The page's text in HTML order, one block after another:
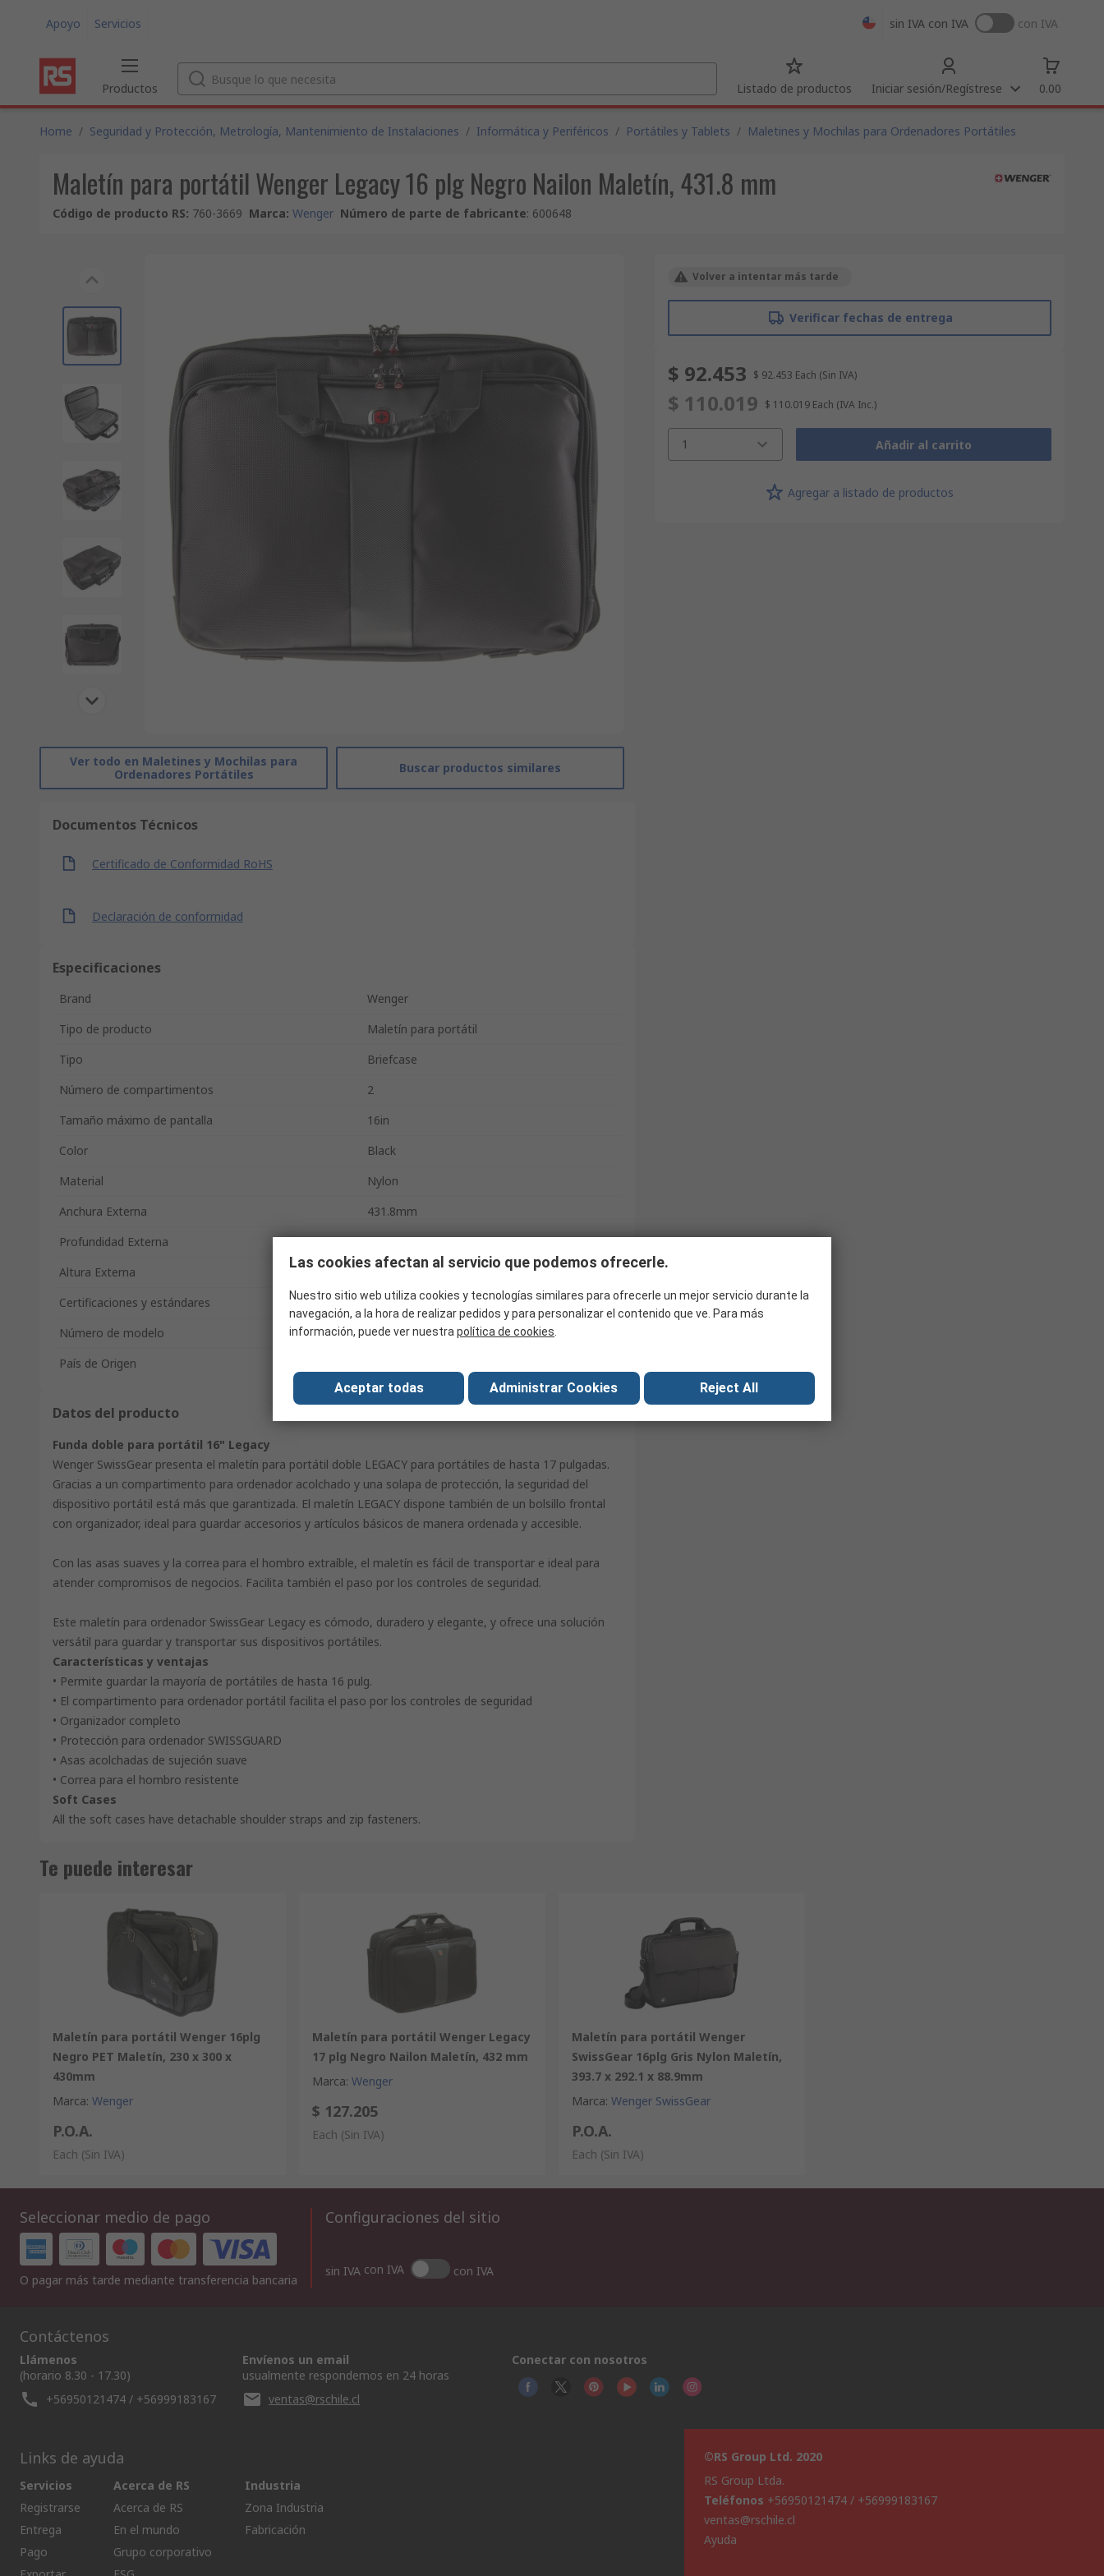
Apoyo Servicios sin IVA con IVA con IVA
Productos Listado de productos Iniciar sesión/Regístrese 0.00
Home / Seguridad y Protección, Metrología, Mantenimiento de Instalaciones / Informática y Periféricos / Portátiles y Tablets / Maletines y Mochilas para Ordenadores Portátiles
Maletín para portátil Wenger Legacy 16 plg Negro Nailon Maletín, 431.8 mm
Código de producto RS: 760-3669 Marca: Wenger Número de parte de fabricante: 600648
Ver todo en Maletines y Mochilas para
Ordenadores Portátiles
Buscar productos similares
Documentos Técnicos
Certificado de Conformidad RoHS
Declaración de conformidad
Especificaciones
Brand
Wenger
Tipo de producto
Maletín para portátil
Tipo
Briefcase
Número de compartimentos
2
Tamaño máximo de pantalla
16in
Color
Black
Material
Nylon
Anchura Externa
431.8mm
Profundidad Externa
152.4mm
Altura Externa
330.2mm
Certificaciones y estándares
RoHS
Número de modelo
Legacy
País de Origen
Datos del producto
Funda doble para portátil 16" Legacy
Wenger SwissGear presenta el maletín para portátil doble LEGACY para portátiles de hasta 17 pulgadas.
Gracias a un compartimento para ordenador acolchado y una solapa de protección, la seguridad del
dispositivo portátil está más que garantizada. El maletín LEGACY dispone también de un bolsillo frontal
con organizador, ideal para guardar accesorios y artículos básicos de manera ordenada y accesible.
Con las asas suaves y la correa para el hombro extraíble, el maletín es fácil de transportar e ideal para
atender compromisos de negocios. Facilita también el paso por los controles de seguridad.
Este maletín para ordenador SwissGear Legacy es cómodo, duradero y elegante, y ofrece una solución
versátil para guardar y transportar sus dispositivos portátiles.
Características y ventajas
• Permite guardar la mayoría de portátiles de hasta 16 pulg.
• El compartimento para ordenador portátil facilita el paso por los controles de seguridad
• Organizador completo
• Protección para ordenador SWISSGUARD
• Asas acolchadas de sujeción suave
• Correa para el hombro resistente
Soft Cases
All the soft cases have detachable shoulder straps and zip fasteners.
Volver a intentar más tarde
Verificar fechas de entrega
$ 92.453 $ 92.453 Each (Sin IVA)
$ 110.019 $ 110.019 Each (IVA Inc.)
1 Añadir al carrito
Agregar a listado de productos
Te puede interesar
Maletín para portátil Wenger 16plg
Negro PET Maletín, 230 x 300 x
430mm
Marca: Wenger
P.O.A.
Each (Sin IVA)
Maletín para portátil Wenger Legacy
17 plg Negro Nailon Maletín, 432 mm
Marca: Wenger
$ 127.205
Each (Sin IVA)
Maletín para portátil Wenger
SwissGear 16plg Gris Nylon Maletín,
393.7 x 292.1 x 88.9mm
Marca: Wenger SwissGear
P.O.A.
Each (Sin IVA)
Seleccionar medio de pago
O pagar más tarde mediante transferencia bancaria
Configuraciones del sitio
sin IVA con IVA con IVA
Contáctenos
Llámenos
(horario 8.30 - 17.30)
+56950121474 / +56999183167
Envíenos un email
usualmente respondemos en 24 horas
ventas@rschile.cl
Conectar con nosotros
Links de ayuda
Servicios
Registrarse
Entrega
Pago
Acerca de RS
Acerca de RS
En el mundo
Grupo corporativo
Industria
Zona Industria
Fabricación
©RS Group Ltd. 2020
RS Group Ltda.
Teléfonos +56950121474 / +56999183167
ventas@rschile.cl
Ayuda
Las cookies afectan al servicio que podemos ofrecerle.
Nuestro sitio web utiliza cookies y tecnologías similares para ofrecerle un mejor servicio durante la
navegación, a la hora de realizar pedidos y para personalizar el contenido que ve. Para más
información, puede ver nuestra política de cookies
Aceptar todas Administrar Cookies Reject All